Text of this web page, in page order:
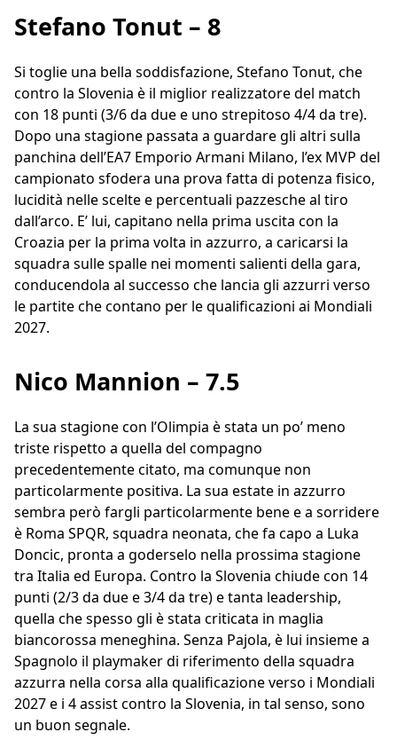
Stefano Tonut – 8
Si toglie una bella soddisfazione, Stefano Tonut, che
contro la Slovenia è il miglior realizzatore del match
con 18 punti (3/6 da due e uno strepitoso 4/4 da tre).
Dopo una stagione passata a guardare gli altri sulla
panchina dell’EA7 Emporio Armani Milano, l’ex MVP del
campionato sfodera una prova fatta di potenza fisico,
lucidità nelle scelte e percentuali pazzesche al tiro
dall’arco. E’ lui, capitano nella prima uscita con la
Croazia per la prima volta in azzurro, a caricarsi la
squadra sulle spalle nei momenti salienti della gara,
conducendola al successo che lancia gli azzurri verso
le partite che contano per le qualificazioni ai Mondiali
2027.
Nico Mannion – 7.5
La sua stagione con l’Olimpia è stata un po’ meno
triste rispetto a quella del compagno
precedentemente citato, ma comunque non
particolarmente positiva. La sua estate in azzurro
sembra però fargli particolarmente bene e a sorridere
è Roma SPQR, squadra neonata, che fa capo a Luka
Doncic, pronta a goderselo nella prossima stagione
tra Italia ed Europa. Contro la Slovenia chiude con 14
punti (2/3 da due e 3/4 da tre) e tanta leadership,
quella che spesso gli è stata criticata in maglia
biancorossa meneghina. Senza Pajola, è lui insieme a
Spagnolo il playmaker di riferimento della squadra
azzurra nella corsa alla qualificazione verso i Mondiali
2027 e i 4 assist contro la Slovenia, in tal senso, sono
un buon segnale.